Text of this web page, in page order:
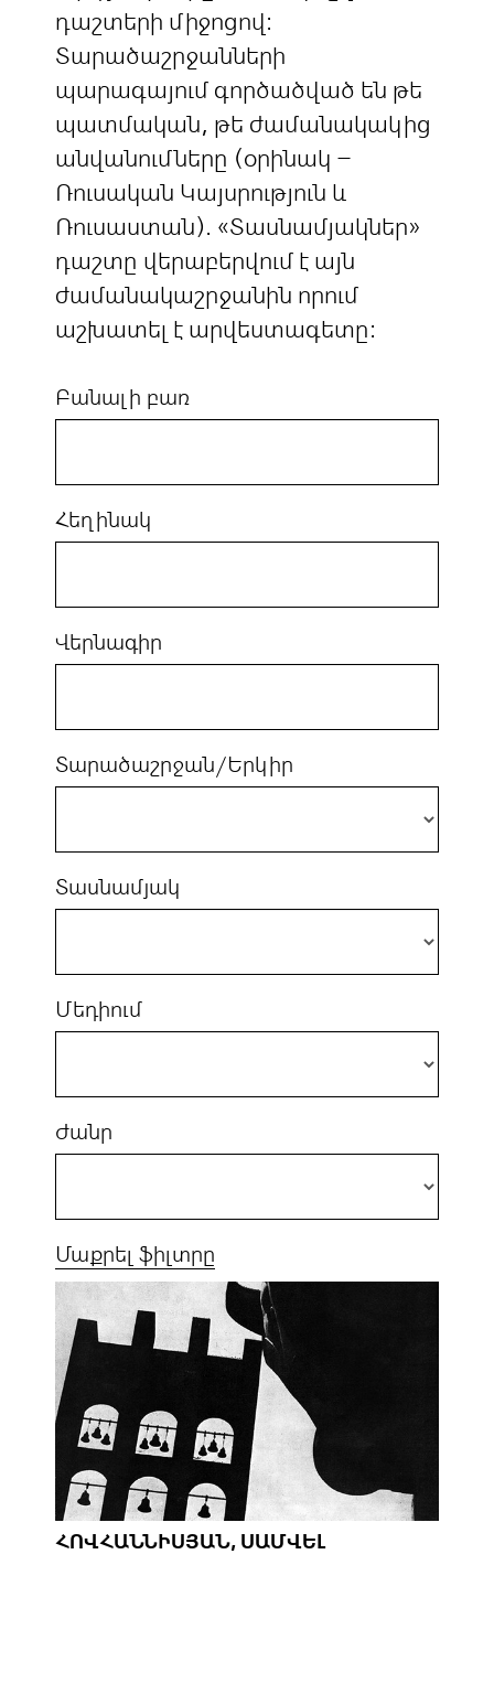
դաշտերի միջոցով:
Տարածաշրջանների
պարագայում գործածված են թե
պատմական, թե ժամանակակից
անվանումները (օրինակ –
Ռուսական Կայսրություն և
Ռուսաստան). «Տասնամյակներ»
դաշտը վերաբերվում է այն
ժամանակաշրջանին որում
աշխատել է արվեստագետը:
Բանալի բառ
Հեղինակ
Վերնագիր
Տարածաշրջան/Երկիր
Տասնամյակ
Մեդիում
Ժանր
Մաքրել ֆիլտրը
ՀՈՎՀԱՆՆԻՍՅԱՆ, ՍԱՄՎԵԼ